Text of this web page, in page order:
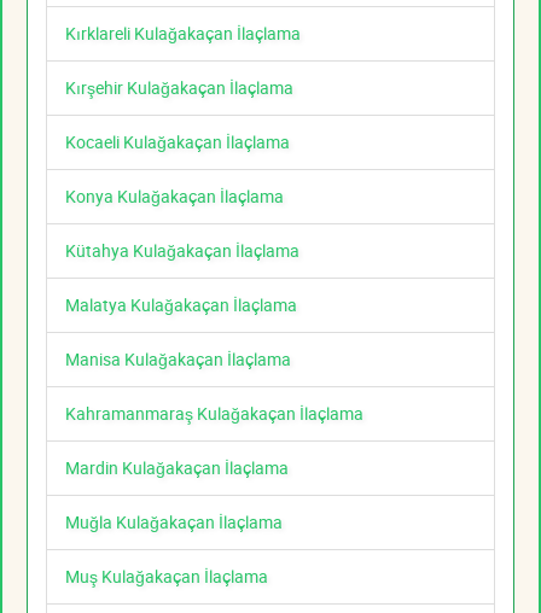
Kırklareli Kulağakaçan İlaçlama
Kırşehir Kulağakaçan İlaçlama
Kocaeli Kulağakaçan İlaçlama
Konya Kulağakaçan İlaçlama
Kütahya Kulağakaçan İlaçlama
Malatya Kulağakaçan İlaçlama
Manisa Kulağakaçan İlaçlama
Kahramanmaraş Kulağakaçan İlaçlama
Mardin Kulağakaçan İlaçlama
Muğla Kulağakaçan İlaçlama
Muş Kulağakaçan İlaçlama